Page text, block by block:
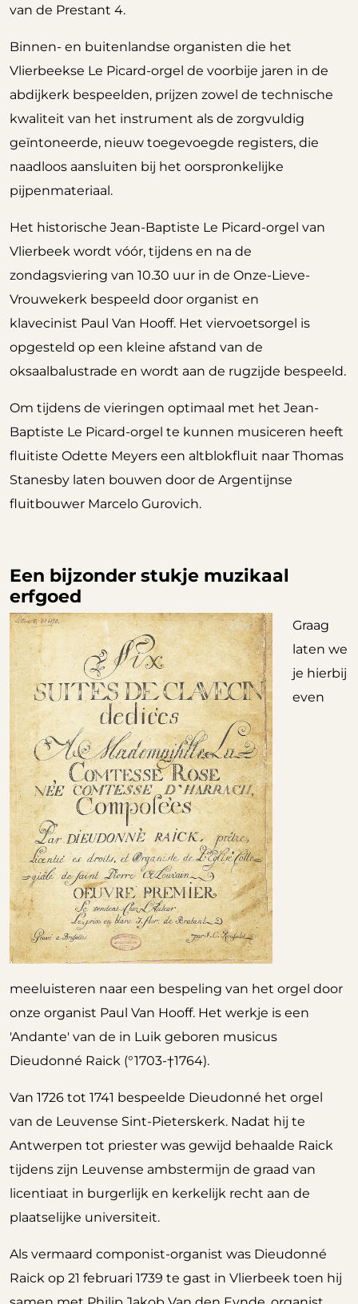
van de Prestant 4.
Binnen- en buitenlandse organisten die het
Vlierbeekse Le Picard-orgel de voorbije jaren in de
abdijkerk bespeelden, prijzen zowel de technische
kwaliteit van het instrument als de zorgvuldig
geïntoneerde, nieuw toegevoegde registers, die
naadloos aansluiten bij het oorspronkelijke
pijpenmateriaal.
Het historische Jean-Baptiste Le Picard-orgel van
Vlierbeek wordt vóór, tijdens en na de
zondagsviering van 10.30 uur in de Onze-Lieve-
Vrouwekerk bespeeld door organist en
klavecinist Paul Van Hooff. Het viervoetsorgel is
opgesteld op een kleine afstand van de
oksaalbalustrade en wordt aan de rugzijde bespeeld.
Om tijdens de vieringen optimaal met het Jean-
Baptiste Le Picard-orgel te kunnen musiceren heeft
fluitiste Odette Meyers een altblokfluit naar Thomas
Stanesby laten bouwen door de Argentijnse
fluitbouwer Marcelo Gurovich.
Een bijzonder stukje muzikaal
erfgoed
Graag
laten we
je hierbij
even
meeluisteren naar een bespeling van het orgel door
onze organist Paul Van Hooff. Het werkje is een
'Andante' van de in Luik geboren musicus
Dieudonné Raick (°1703-†1764).
Van 1726 tot 1741 bespeelde Dieudonné het orgel
van de Leuvense Sint-Pieterskerk. Nadat hij te
Antwerpen tot priester was gewijd behaalde Raick
tijdens zijn Leuvense ambstermijn de graad van
licentiaat in burgerlijk en kerkelijk recht aan de
plaatselijke universiteit.
Als vermaard componist-organist was Dieudonné
Raick op 21 februari 1739 te gast in Vlierbeek toen hij